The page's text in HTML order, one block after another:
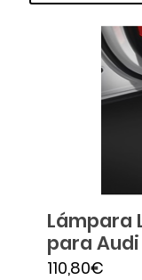
Lámpara
para Audi
110,80€